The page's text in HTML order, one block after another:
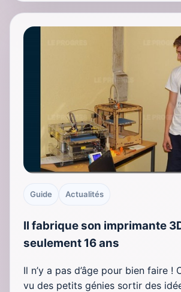
Guide Actualités
Il fabrique son imprimante
seulement 16 ans
Il n’y a pas d’âge pour bien faire !
vu des petits génies sortir des